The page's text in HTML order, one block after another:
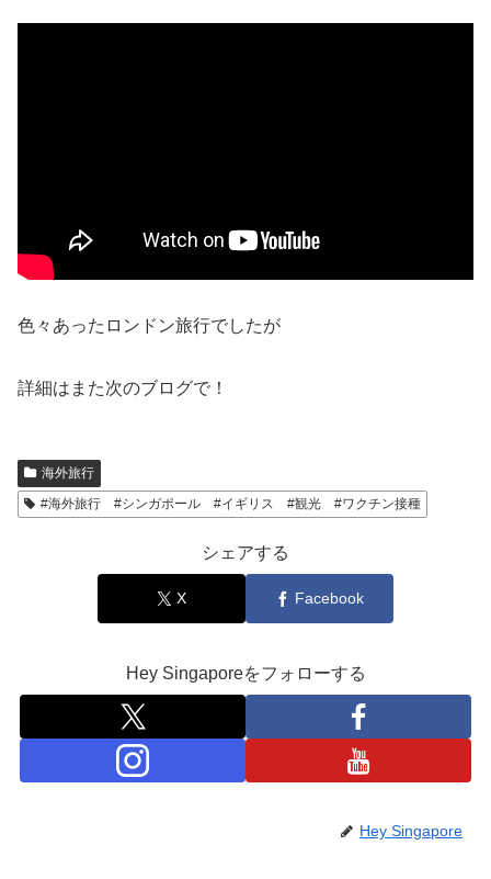
色々あったロンドン旅行でしたが
詳細はまた次のブログで！
海外旅行
#海外旅行 #シンガポール #イギリス #観光 #ワクチン接種
シェアする
X Facebook
Hey Singaporeをフォローする
Hey Singapore